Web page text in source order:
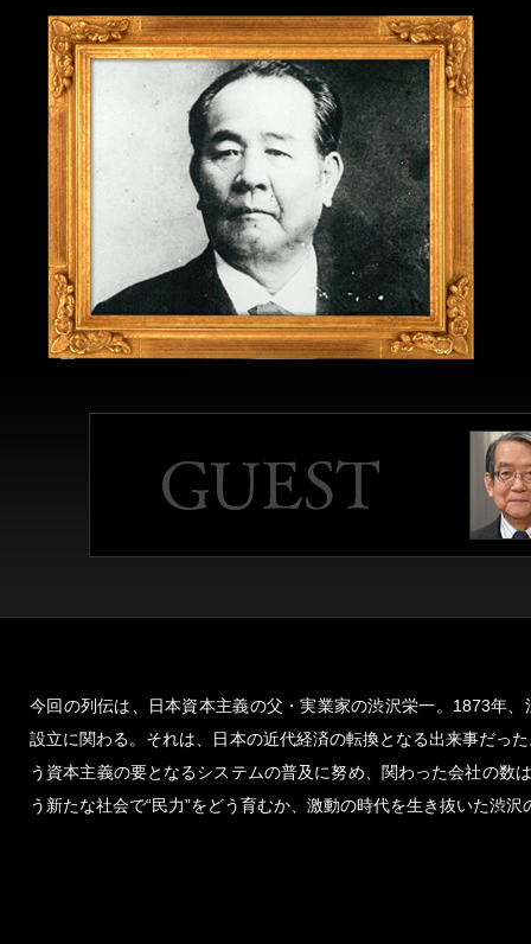
ご意見・ご感想 会社情報
今回の列伝は、日本資本主義の父・実業家の渋沢栄一。1873年
設立に関わる。それは、日本の近代経済の転換となる出来事だっ
う資本主義の要となるシステムの普及に努め、関わった会社の数
う新たな社会で“民力”をどう育むか、激動の時代を生き抜いた渋